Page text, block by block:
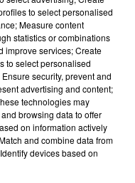
- Gagnez
famille au cœur
: inscrivez-
to select personalised
Measure content
statistics or combinations
improve services; Create
to select personalised
security, prevent and
advertising and content;
technologies may
browsing data to offer
on information actively
and combine data from
devices based on